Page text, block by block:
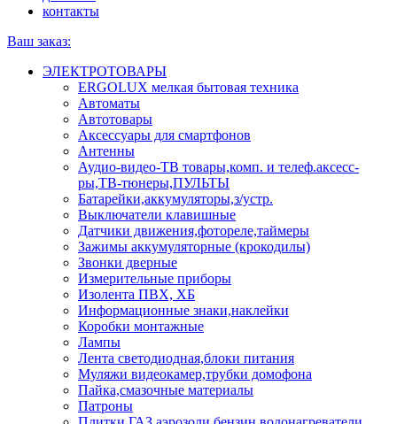
контакты
Ваш заказ:
ЭЛЕКТРОТОВАРЫ
ERGOLUX мелкая бытовая техника
Автоматы
Автотовары
Аксессуары для смартфонов
Антенны
Аудио-видео-ТВ товары,комп. и телеф.аксесс-
ры,ТВ-тюнеры,ПУЛЬТЫ
Батарейки,аккумуляторы,з/устр.
Выключатели клавишные
Датчики движения,фотореле,таймеры
Зажимы аккумуляторные (крокодилы)
Звонки дверные
Измерительные приборы
Изолента ПВХ, ХБ
Информационные знаки,наклейки
Коробки монтажные
Лампы
Лента светодиодная,блоки питания
Муляжи видеокамер,трубки домофона
Пайка,смазочные материалы
Патроны